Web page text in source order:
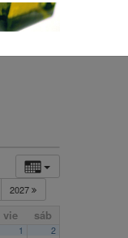
2027
vie sáb
1 2